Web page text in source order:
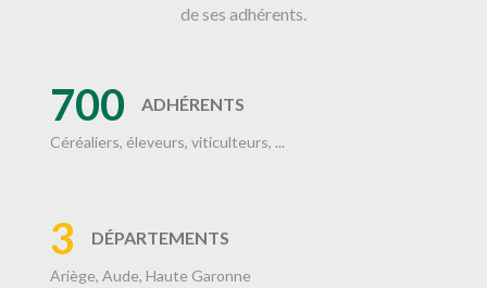
de ses adhérents.
700 ADHÉRENTS
Céréaliers, éleveurs, viticulteurs, ...
3 DÉPARTEMENTS
Ariège, Aude, Haute Garonne